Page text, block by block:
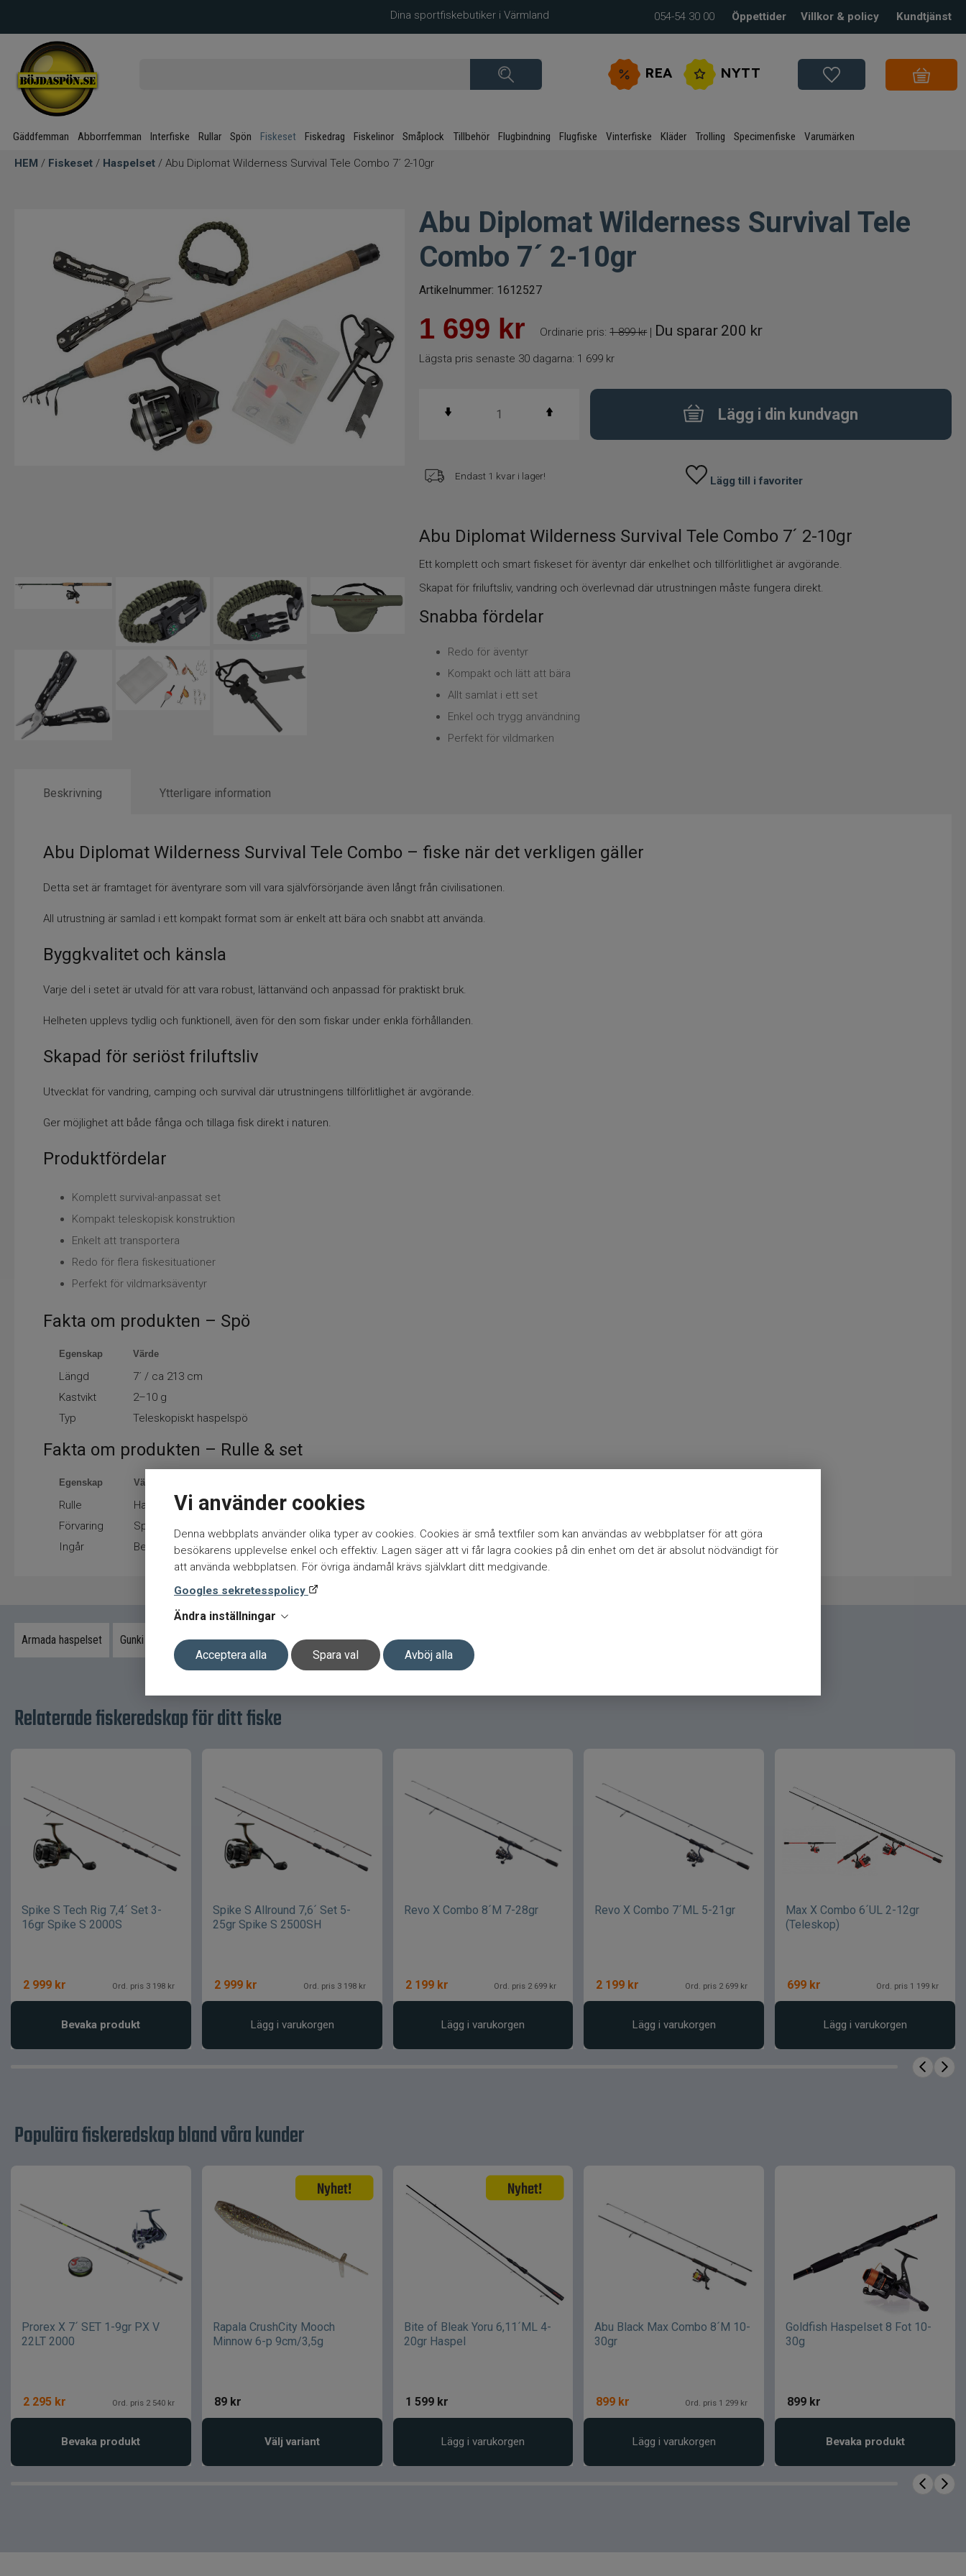
Vi använder cookies
Denna webbplats använder olika typer av cookies. Cookies är små textfiler som kan användas av webbplatser för att göra
besökarens upplevelse enkel och effektiv. Lagen säger att vi får lagra cookies på din enhet om det är absolut nödvändigt för
att använda webbplatsen. För övriga ändamål krävs självklart ditt medgivande.
Googles sekretesspolicy
Ändra inställningar
Acceptera alla Spara val Avböj alla
Dina sportfiskebutiker i Värmland 054-54 30 00 Öppettider Villkor & policy Kundtjänst
REA NYTT
Gäddfemman Abborrfemman Interfiske Rullar Spön Fiskeset Fiskedrag Fiskelinor Småplock Tillbehör Flugbindning Flugfiske Vinterfiske Kläder Trolling Specimenfiske Varumärken
HEM / Fiskeset / Haspelset / Abu Diplomat Wilderness Survival Tele Combo 7´ 2-10gr
Abu Diplomat Wilderness Survival Tele
Combo 7´ 2-10gr
Artikelnummer: 1612527
1 699 kr Ordinarie pris: 1 899 kr| Du sparar 200 kr
Lägsta pris senaste 30 dagarna: 1 699 kr
Lägg i din kundvagn
Endast 1 kvar i lager! Lägg till i favoriter
Abu Diplomat Wilderness Survival Tele Combo 7´ 2-10gr
Ett komplett och smart fiskeset för äventyr där enkelhet och tillförlitlighet är avgörande.
Skapat för friluftsliv, vandring och överlevnad där utrustningen måste fungera direkt.
Snabba fördelar
Redo för äventyr
Kompakt och lätt att bära
Allt samlat i ett set
Enkel och trygg användning
Perfekt för vildmarken
Beskrivning
Abu Diplomat Wilderness Survival Tele Combo – fiske när det verkligen gäller
Detta set är framtaget för äventyrare som vill vara självförsörjande även långt från civilisationen.
All utrustning är samlad i ett kompakt format som är enkelt att bära och snabbt att använda.
Byggkvalitet och känsla
Varje del i setet är utvald för att vara robust, lättanvänd och anpassad för praktiskt bruk.
Helheten upplevs tydlig och funktionell, även för den som fiskar under enkla förhållanden.
Skapad för seriöst friluftsliv
Utvecklat för vandring, camping och survival där utrustningens tillförlitlighet är avgörande.
Ger möjlighet att både fånga och tillaga fisk direkt i naturen.
Produktfördelar
Komplett survival-anpassat set
Kompakt teleskopisk konstruktion
Enkelt att transportera
Redo för flera fiskesituationer
Perfekt för vildmarksäventyr
Fakta om produkten – Spö
Egenskap Värde
Längd
7´ / ca 213 cm
Kastvikt
2–10 g
Typ
Teleskopiskt haspelspö
Fakta om produkten – Rulle & set
Egenskap Värde
Rulle
Haspelrulle (ingår)
Förvaring
Spötub
Ingår
Beten, krokar, flöte, multiverktyg, eldstål
Ytterligare information
Armada haspelset Gunki haspelset Daiwa haspelset ABU haspelset Shimano haspelset
Relaterade fiskeredskap för ditt fiske
Spike S Tech Rig 7,4´ Set 3-
16gr Spike S 2000S
2 999 kr Ord. pris 3 198 kr
Bevaka produkt
Spike S Allround 7,6´ Set 5-
25gr Spike S 2500SH
2 999 kr Ord. pris 3 198 kr
Lägg i varukorgen
Revo X Combo 8´M 7-28gr
2 199 kr Ord. pris 2 699 kr
Lägg i varukorgen
Revo X Combo 7´ML 5-21gr
2 199 kr Ord. pris 2 699 kr
Lägg i varukorgen
Max X Combo 6´UL 2-12gr
(Teleskop)
699 kr Ord. pris 1 199 kr
Lägg i varukorgen
Populära fiskeredskap bland våra kunder
Prorex X 7´ SET 1-9gr PX V
22LT 2000
2 295 kr Ord. pris 2 540 kr
Bevaka produkt
Rapala CrushCity Mooch
Minnow 6-p 9cm/3,5g
89 kr
Välj variant
Bite of Bleak Yoru 6,11´ML 4-
20gr Haspel
1 599 kr
Lägg i varukorgen
Abu Black Max Combo 8´M 10-
30gr
899 kr Ord. pris 1 299 kr
Lägg i varukorgen
Goldfish Haspelset 8 Fot 10-
30g
899 kr
Bevaka produkt